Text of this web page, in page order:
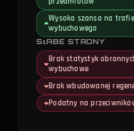
Wysoka szansa na
wybuchowego
SŁABE STRONY
Brak statystyk
wybuchowe
Brak wbudowanej
Podatny na